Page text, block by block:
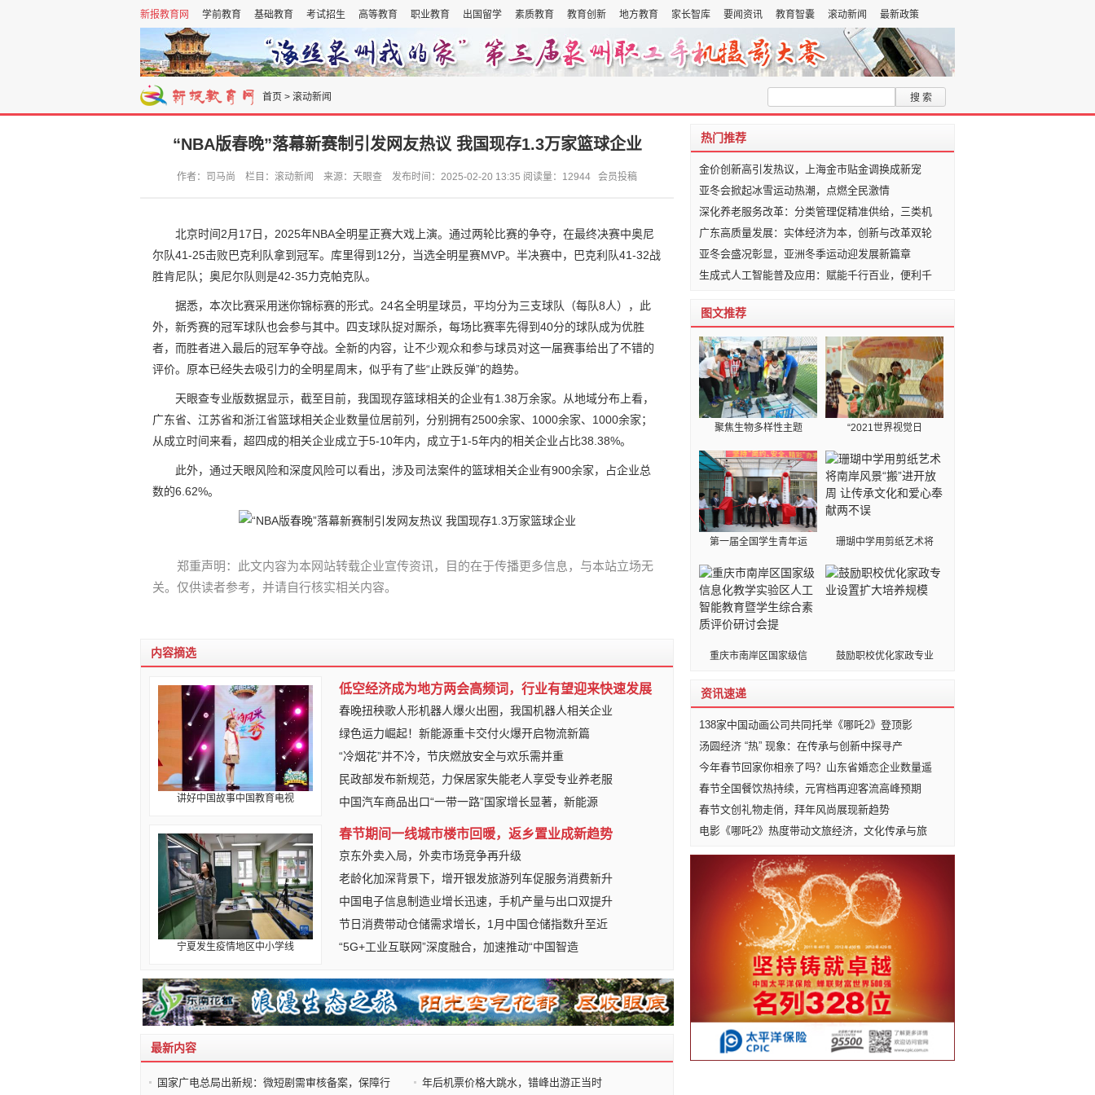
新报教育网 学前教育 基础教育 考试招生 高等教育 职业教育 出国留学 素质教育 教育创新 地方教育 家长智库 要闻资讯 教育智囊 滚动新闻 最新政策
加入收藏夹
首页 > 滚动新闻
“NBA版春晚”落幕新赛制引发网友热议 我国现存1.3万家篮球企业
作者：司马尚 栏目：滚动新闻 来源：天眼查 发布时间：2025-02-20 13:35 阅读量：12944 会员投稿
北京时间2月17日，2025年NBA全明星正赛大戏上演。通过两轮比赛的争夺，在最终决赛中奥尼
尔队41-25击败巴克利队拿到冠军。库里得到12分，当选全明星赛MVP。半决赛中，巴克利队41-32战
胜肯尼队；奥尼尔队则是42-35力克帕克队。
据悉，本次比赛采用迷你锦标赛的形式。24名全明星球员，平均分为三支球队（每队8人），此
外，新秀赛的冠军球队也会参与其中。四支球队捉对厮杀，每场比赛率先得到40分的球队成为优胜
者，而胜者进入最后的冠军争夺战。全新的内容，让不少观众和参与球员对这一届赛事给出了不错的
评价。原本已经失去吸引力的全明星周末，似乎有了些“止跌反弹”的趋势。
天眼查专业版数据显示，截至目前，我国现存篮球相关的企业有1.38万余家。从地域分布上看，
广东省、江苏省和浙江省篮球相关企业数量位居前列，分别拥有2500余家、1000余家、1000余家；
从成立时间来看，超四成的相关企业成立于5-10年内，成立于1-5年内的相关企业占比38.38%。
此外，通过天眼风险和深度风险可以看出，涉及司法案件的篮球相关企业有900余家，占企业总
数的6.62%。
郑重声明：此文内容为本网站转载企业宣传资讯，目的在于传播更多信息，与本站立场无
关。仅供读者参考，并请自行核实相关内容。
内容摘选
讲好中国故事中国教育电视
宁夏发生疫情地区中小学线
低空经济成为地方两会高频词，行业有望迎来快速发展
春晚扭秧歌人形机器人爆火出圈，我国机器人相关企业
绿色运力崛起！新能源重卡交付火爆开启物流新篇
“冷烟花”并不冷，节庆燃放安全与欢乐需并重
民政部发布新规范，力保居家失能老人享受专业养老服
中国汽车商品出口“一带一路”国家增长显著，新能源
春节期间一线城市楼市回暖，返乡置业成新趋势
京东外卖入局，外卖市场竞争再升级
老龄化加深背景下，增开银发旅游列车促服务消费新升
中国电子信息制造业增长迅速，手机产量与出口双提升
节日消费带动仓储需求增长，1月中国仓储指数升至近
“5G+工业互联网”深度融合，加速推动“中国智造
最新内容
国家广电总局出新规：微短剧需审核备案，保障行 年后机票价格大跳水，错峰出游正当时
热门推荐
金价创新高引发热议，上海金市贴金调换成新宠
亚冬会掀起冰雪运动热潮，点燃全民激情
深化养老服务改革：分类管理促精准供给，三类机
广东高质量发展：实体经济为本，创新与改革双轮
亚冬会盛况彰显，亚洲冬季运动迎发展新篇章
生成式人工智能普及应用：赋能千行百业，便利千
图文推荐
聚焦生物多样性主题 “2021世界视觉日
第一届全国学生青年运 珊瑚中学用剪纸艺术将
重庆市南岸区国家级信 鼓励职校优化家政专业
资讯速递
138家中国动画公司共同托举《哪吒2》登顶影
汤圆经济 “热” 现象：在传承与创新中探寻产
今年春节回家你相亲了吗？山东省婚恋企业数量遥
春节全国餐饮热持续，元宵档再迎客流高峰预期
春节文创礼物走俏，拜年风尚展现新趋势
电影《哪吒2》热度带动文旅经济，文化传承与旅